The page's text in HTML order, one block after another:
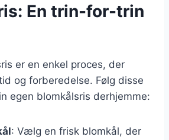
En trin-for-trin
er en enkel proces, der
og forberedelse. Følg disse
egen blomkålsris derhjemme:
: Vælg en frisk blomkål, der